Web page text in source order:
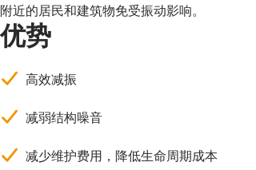
附近的居民和建筑物免受振动影响。
优势
高效减振
减弱结构噪音
减少维护费用，降低生命周期成本